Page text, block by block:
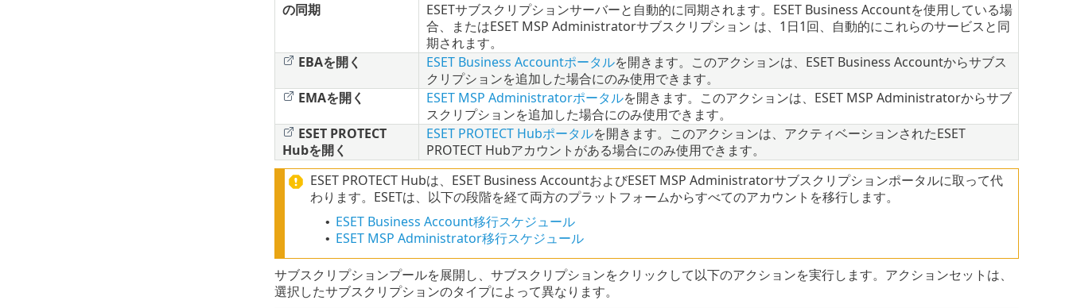
の同期
ESETサブスクリプションサーバーと自動的に同期されます。ESET Business Accountを使用している場
合、またはESET MSP Administratorサブスクリプション は、1日1回、自動的にこれらのサービスと同
期されます。
EBAを開く
ESET Business Accountポータルを開きます。このアクションは、ESET Business Accountからサブス
クリプションを追加した場合にのみ使用できます。
EMAを開く
ESET MSP Administratorポータルを開きます。このアクションは、ESET MSP Administratorからサブ
スクリプションを追加した場合にのみ使用できます。
ESET PROTECT
Hubを開く
ESET PROTECT Hubポータルを開きます。このアクションは、アクティベーションされたESET
PROTECT Hubアカウントがある場合にのみ使用できます。
ESET PROTECT Hubは、ESET Business AccountおよびESET MSP Administratorサブスクリプションポータルに取って代
わります。ESETは、以下の段階を経て両方のプラットフォームからすべてのアカウントを移行します。
• ESET Business Account移行スケジュール
• ESET MSP Administrator移行スケジュール
サブスクリプションプールを展開し、サブスクリプションをクリックして以下のアクションを実行します。アクションセットは、
選択したサブスクリプションのタイプによって異なります。